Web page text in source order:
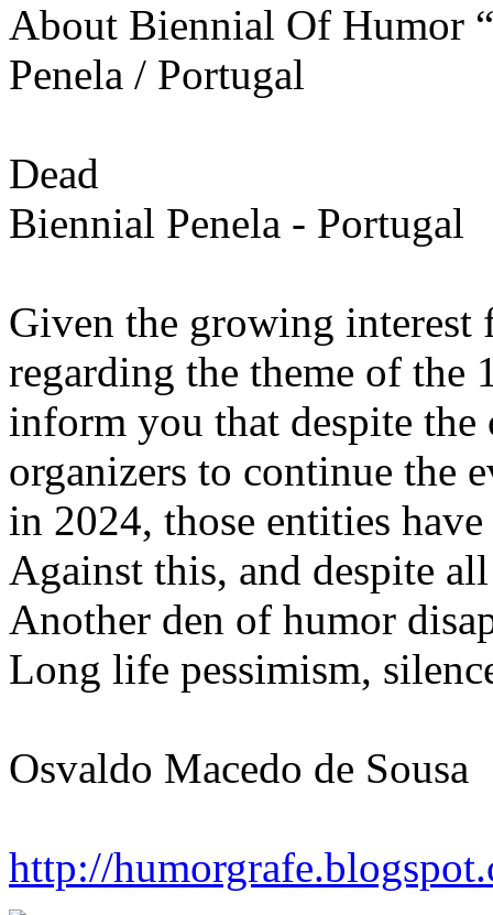
About Biennial Of Humor
Penela / Portugal
Dead
Biennial Penela - Portugal
Given the growing interest
regarding the theme of
inform you that despite
organizers to continue the
in 2024, those entities
Against this, and despite
Another den of humor
Long life pessimism,
Osvaldo Macedo de Sousa
http://